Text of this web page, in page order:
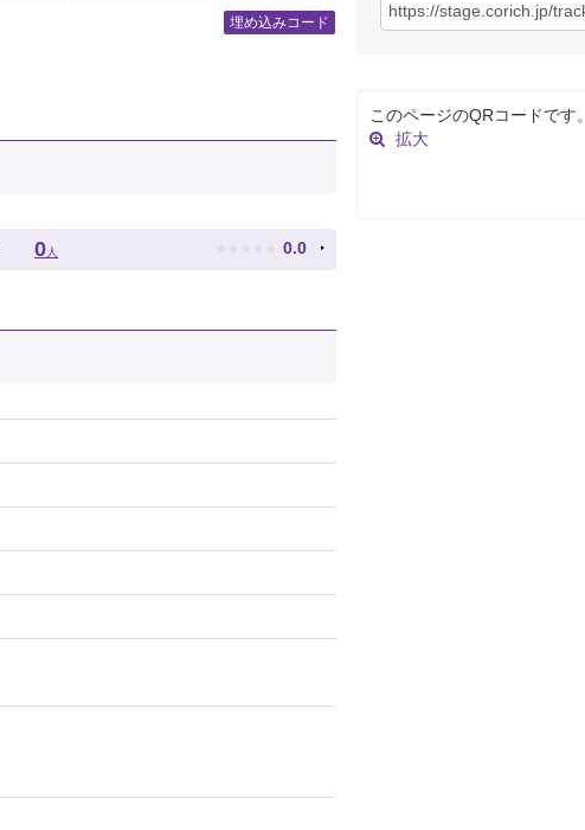
埋め込みコード
0 人 ★ ★ ★ ★ ★ 0.0
このページのQRコードです。
拡大